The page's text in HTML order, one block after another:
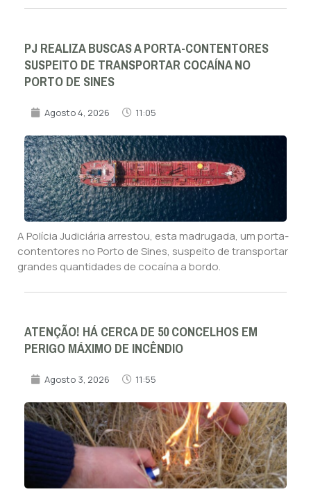
PJ REALIZA BUSCAS A PORTA-CONTENTORES
SUSPEITO DE TRANSPORTAR COCAÍNA NO
PORTO DE SINES
Agosto 4, 2026 11:05
A Polícia Judiciária arrestou, esta madrugada, um porta-
contentores no Porto de Sines, suspeito de transportar
grandes quantidades de cocaína a bordo.
ATENÇÃO! HÁ CERCA DE 50 CONCELHOS EM
PERIGO MÁXIMO DE INCÊNDIO
Agosto 3, 2026 11:55